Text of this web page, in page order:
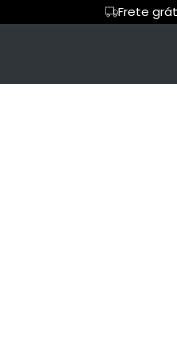
Frete